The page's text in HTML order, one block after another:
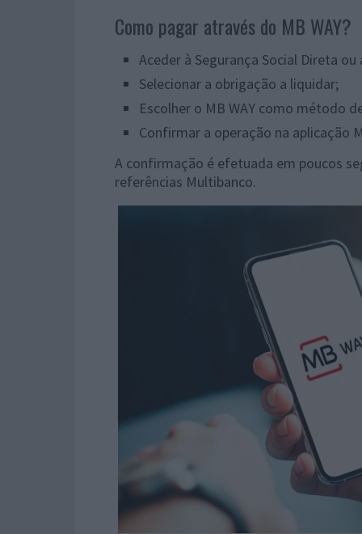
Como pagar através do MB WAY?
Aceder à Segurança Social Direta
Selecionar a obrigação a liquidar;
Escolher o MB WAY como método
Confirmar a operação na aplicação
A confirmação é efetuada em poucos
referências Multibanco.